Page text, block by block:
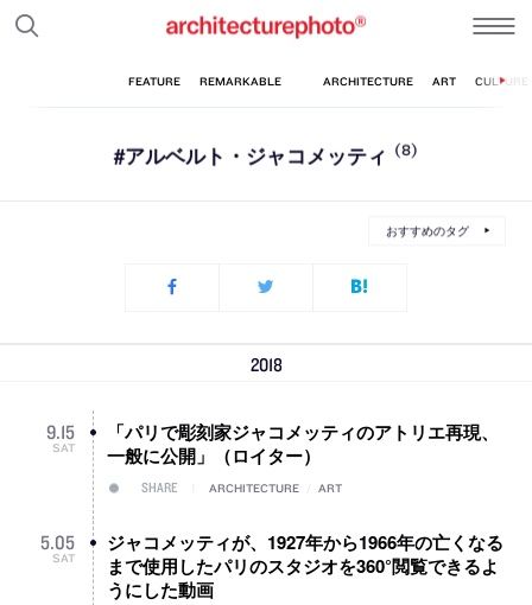
#アルベルト・ジャコメッティ (8)
おすすめのタグ
2018
9.15
SAT
「パリで彫刻家ジャコメッティのアトリエ再現、
一般に公開」（ロイター）
SHARE ARCHITECTURE ART
5.05
SAT
ジャコメッティが、1927年から1966年の亡くなる
まで使用したパリのスタジオを360°閲覧できるよ
うにした動画